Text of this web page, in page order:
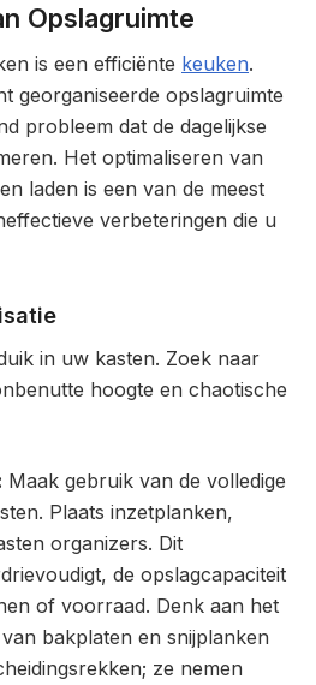
Opslagruimte
is een efficiënte keuken.
georganiseerde opslagruimte
probleem dat de dagelijkse
Het optimaliseren van
laden is een van de meest
verbeteringen die u
in uw kasten. Zoek naar
hoogte en chaotische
Maak gebruik van de volledige
Plaats inzetplanken,
organizers. Dit
de opslagcapaciteit
of voorraad. Denk aan het
bakplaten en snijplanken
ze nemen